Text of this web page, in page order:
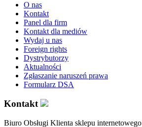
O nas
Kontakt
Panel dla firm
Kontakt dla mediów
Wydaj u nas
Foreign rights
Dystrybutorzy
Aktualności
Zgłaszanie naruszeń prawa
Formularz DSA
Kontakt
Biuro Obsługi Klienta sklepu internetowego